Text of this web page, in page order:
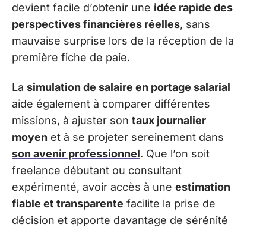
devient facile d’obtenir une idée rapide des
perspectives financières réelles, sans
mauvaise surprise lors de la réception de la
première fiche de paie.
La simulation de salaire en portage salarial
aide également à comparer différentes
missions, à ajuster son taux journalier
moyen et à se projeter sereinement dans
son avenir professionnel. Que l’on soit
freelance débutant ou consultant
expérimenté, avoir accès à une estimation
fiable et transparente facilite la prise de
décision et apporte davantage de sérénité